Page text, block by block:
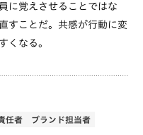
に覚えさせることではな
すことだ。共感が行動に変
くなる。
任者 ブランド担当者